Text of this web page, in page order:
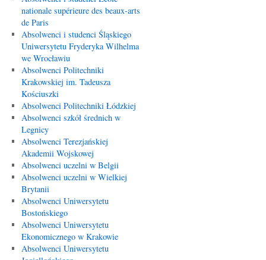
nationale supérieure des beaux-arts
de Paris
Absolwenci i studenci Śląskiego
Uniwersytetu Fryderyka Wilhelma
we Wrocławiu
Absolwenci Politechniki
Krakowskiej im. Tadeusza
Kościuszki
Absolwenci Politechniki Łódzkiej
Absolwenci szkół średnich w
Legnicy
Absolwenci Terezjańskiej
Akademii Wojskowej
Absolwenci uczelni w Belgii
Absolwenci uczelni w Wielkiej
Brytanii
Absolwenci Uniwersytetu
Bostońskiego
Absolwenci Uniwersytetu
Ekonomicznego w Krakowie
Absolwenci Uniwersytetu